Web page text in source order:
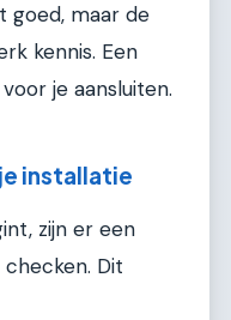
goed, maar de
kennis. Een
je aansluiten.
installatie
zijn er een
Dit